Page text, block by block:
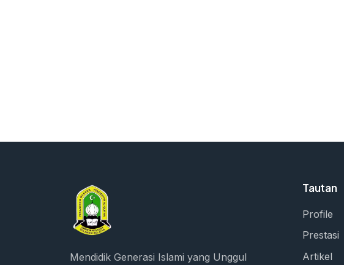
Mendidik Generasi Islami yang Unggul
Tautan
Profile
Prestasi
Artikel